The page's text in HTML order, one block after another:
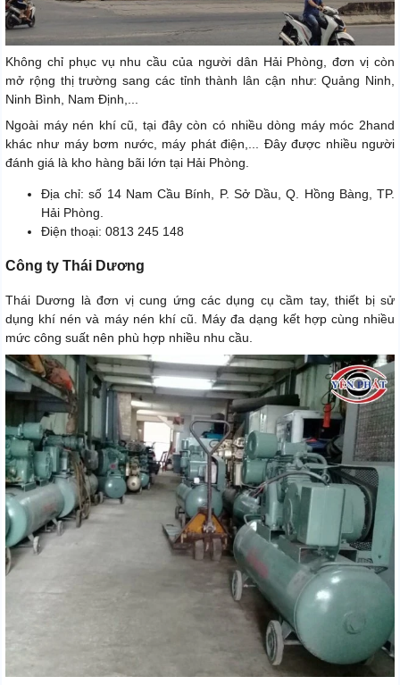
Không chỉ phục vụ nhu cầu của người dân Hải Phòng, đơn vị còn
mở rộng thị trường sang các tỉnh thành lân cận như: Quảng Ninh,
Ninh Bình, Nam Định,...
Ngoài máy nén khí cũ, tại đây còn có nhiều dòng máy móc 2hand
khác như máy bơm nước, máy phát điện,... Đây được nhiều người
đánh giá là kho hàng bãi lớn tại Hải Phòng.
Địa chỉ: số 14 Nam Cầu Bính, P. Sở Dầu, Q. Hồng Bàng, TP.
Hải Phòng.
Điện thoại: 0813 245 148
Công ty Thái Dương
Thái Dương là đơn vị cung ứng các dụng cụ cầm tay, thiết bị sử
dụng khí nén và máy nén khí cũ. Máy đa dạng kết hợp cùng nhiều
mức công suất nên phù hợp nhiều nhu cầu.